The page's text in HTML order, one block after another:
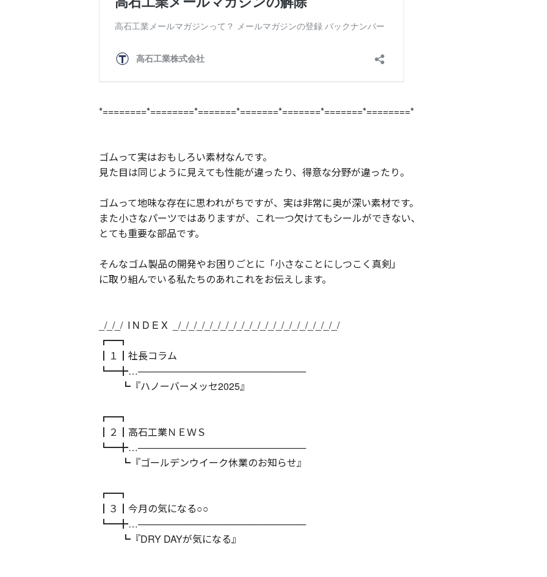
*========*========*=======*=======*=======*=======*========*
ゴムって実はおもしろい素材なんです。
見た目は同じように見えても性能が違ったり、得意な分野が違ったり。
ゴムって地味な存在に思われがちですが、実は非常に奥が深い素材です。
また小さなパーツではありますが、これ一つ欠けてもシールができない、
とても重要な部品です。
そんなゴム製品の開発やお困りごとに「小さなことにしつこく真剣」
に取り組んでいる私たちのあれこれをお伝えします。
_/_/_/ I N D E X _/_/_/_/_/_/_/_/_/_/_/_/_/_/_/_/_/_/_/_/_/
┏━┓
┃１┃社長コラム
┗━╋…─────────────────────────
┗『ハノーバーメッセ2025』
┏━┓
┃２┃高石工業ＮＥＷＳ
┗━╋…─────────────────────────
┗『ゴールデンウイーク休業のお知らせ』
┏━┓
┃３┃今月の気になる○○
┗━╋…─────────────────────────
┗『DRY DAYが気になる』